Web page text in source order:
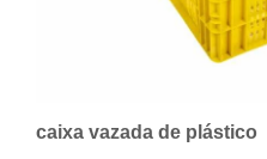
caixa vazada de plástico